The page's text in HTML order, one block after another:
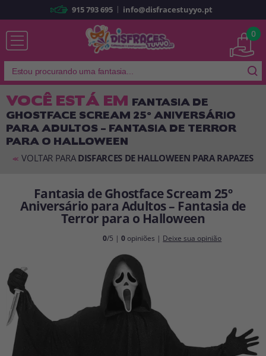
Já sou cliente
Lembrar-me Esqueceu sua senha?
ENTRAR
Sou novo
disfracestuyyo.pt
compras rapidamente em nossa loja virtual, verificar o status de seus
Vá em frente! Estávamos esperando por você.
CRIAR CONTA
915 793 695 | info@disfracestuyyo.pt
0
VOCÊ ESTÁ EM FANTASIA DE
GHOSTFACE SCREAM 25º ANIVERSÁRIO
PARA ADULTOS – FANTASIA DE TERROR
PARA O HALLOWEEN
<< VOLTAR PARA DISFARCES DE HALLOWEEN PARA RAPAZES
Fantasia de Ghostface Scream 25º
Aniversário para Adultos – Fantasia de
Terror para o Halloween
0/5 |0 opiniões | Deixe sua opinião